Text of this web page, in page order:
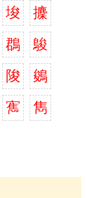
埈
攈
鵘
鵔
陖
鵕
寯
雋